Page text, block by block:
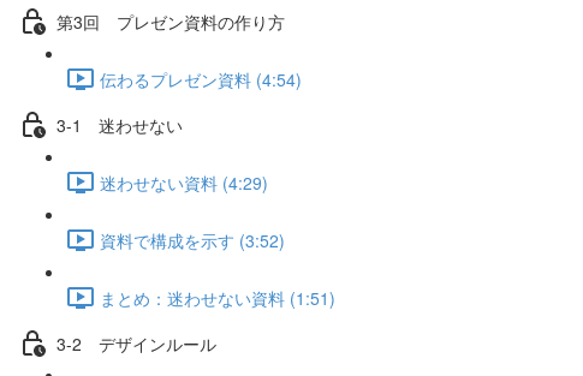
第3回 プレゼン資料の作り方
伝わるプレゼン資料 (4:54)
3-1 迷わせない
迷わせない資料 (4:29)
資料で構成を示す (3:52)
まとめ：迷わせない資料 (1:51)
3-2 デザインルール